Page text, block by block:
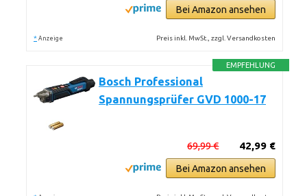
Bei Amazon ansehen
* Anzeige Preis inkl. MwSt., zzgl. Versandkosten
EMPFEHLUNG
Bosch Professional
Spannungsprüfer GVD 1000-17
42,99 €
69,99 €
Bei Amazon ansehen